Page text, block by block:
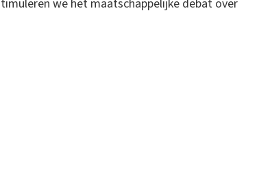
we het maatschappelijke debat over